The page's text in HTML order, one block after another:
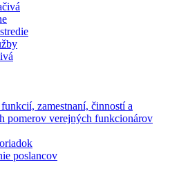
zamestnaní, činností a
pomerov verejných funkcionárov
poslancov